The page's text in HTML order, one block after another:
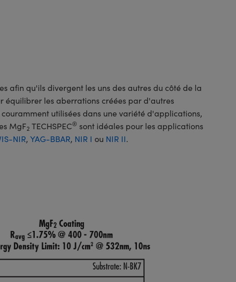
afin qu'ils divergent les uns des autres du côté de la
équilibrer les aberrations créées par d'autres
utilisées dans une variété d'applications,
MgF2TECHSPEC® sont idéales pour les applications
NIR, YAG-BBAR, NIR I ou NIR II.